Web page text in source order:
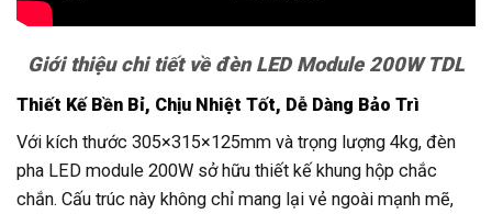
Giới thiệu chi tiết về đèn LED Module 200W TDL
Thiết Kế Bền Bỉ, Chịu Nhiệt Tốt, Dễ Dàng Bảo Trì
Với kích thước 305×315×125mm và trọng lượng 4kg, đèn
pha LED module 200W sở hữu thiết kế khung hộp chắc
chắn. Cấu trúc này không chỉ mang lại vẻ ngoài mạnh mẽ,